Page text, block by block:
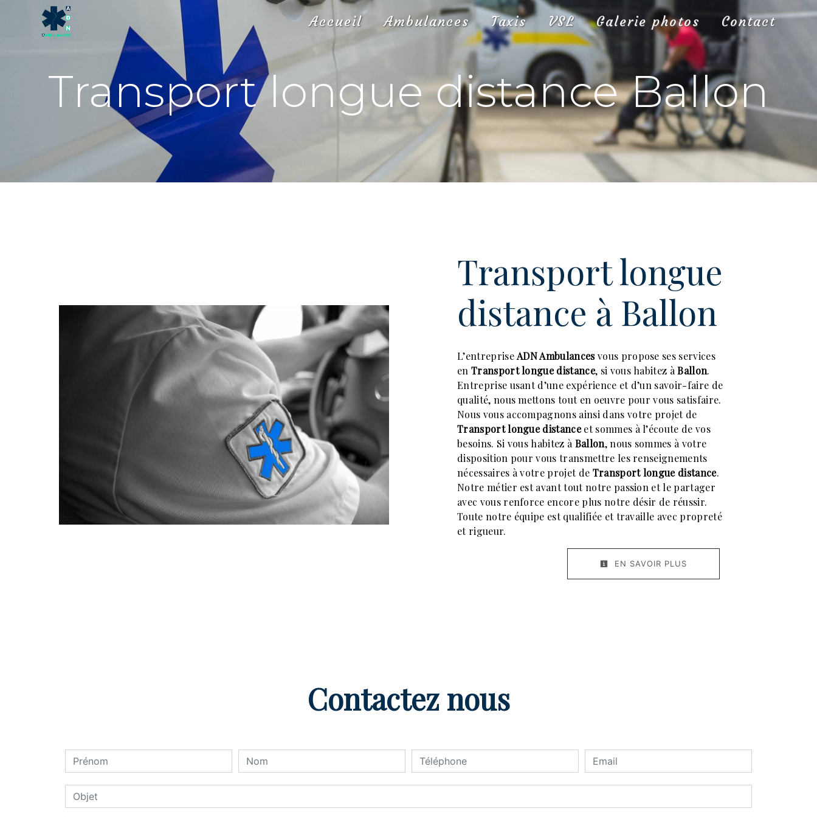
Panneau de gestion des cookies
Accueil Ambulances Taxis VSL Galerie photos Contact
Transport longue distance Ballon
Transport longue
distance à Ballon
L’entrepriseADN Ambulancesvous propose ses services
en Transport longue distance, si vous habitez àBallon.
Entreprise usant d’une expérience et d’un savoir-faire de
qualité, nous mettons tout en oeuvre pour vous satisfaire.
Nous vous accompagnons ainsi dans votre projet de
Transport longue distanceet sommes à l’écoute de vos
besoins. Si vous habitez à Ballon, nous sommes à votre
disposition pour vous transmettre les renseignements
nécessaires à votre projet de Transport longue distance.
Notre métier est avant tout notre passion et le partager
avec vous renforce encore plus notre désir de réussir.
Toute notre équipe est qualifiée et travaille avec propreté
et rigueur.
EN SAVOIR PLUS
Contactez nous